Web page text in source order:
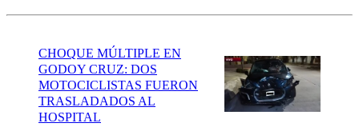
CHOQUE MÚLTIPLE EN
GODOY CRUZ: DOS
MOTOCICLISTAS FUERON
TRASLADADOS AL
HOSPITAL